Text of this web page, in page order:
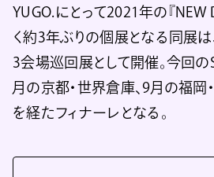
YUGO.にとって2021年の『NEW
く約3年ぶりの個展となる同展は
3会場巡回展として開催。今回の
月の京都・世界倉庫、9月の福岡
を経たフィナーレとなる。